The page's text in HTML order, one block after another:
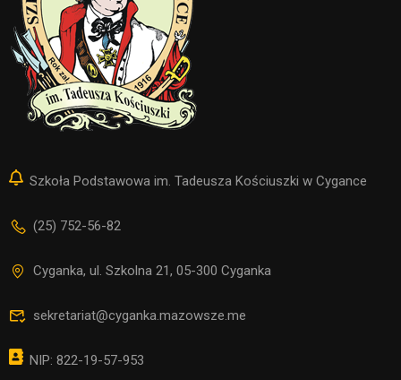
Szkoła Podstawowa im. Tadeusza Kościuszki w Cygance
(25) 752-56-82
Cyganka, ul. Szkolna 21, 05-300 Cyganka
sekretariat@cyganka.mazowsze.me
NIP: 822-19-57-953